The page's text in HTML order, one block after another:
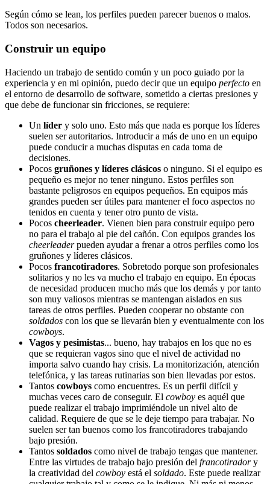
Según cómo se lean, los perfiles pueden parecer buenos o malos.
Todos son necesarios.
Construir un equipo
Haciendo un trabajo de sentido común y un poco guiado por la
experiencia y en mi opinión, puedo decir que un equipo perfecto en
el entorno de desarrollo de software, sometido a ciertas presiones y
que debe de funcionar sin fricciones, se requiere:
Un líder y solo uno. Esto más que nada es porque los líderes
suelen ser autoritarios. Introducir a más de uno en un equipo
puede conducir a muchas disputas en cada toma de
decisiones.
Pocos gruñones y líderes clásicos o ninguno. Si el equipo es
pequeño es mejor no tener ninguno. Estos perfiles son
bastante peligrosos en equipos pequeños. En equipos más
grandes pueden ser útiles para mantener el foco aspectos no
tenidos en cuenta y tener otro punto de vista.
Pocos cheerleader. Vienen bien para construir equipo pero
no para el trabajo al pie del cañón. Con equipos grandes los
cheerleaderpueden ayudar a frenar a otros perfiles como los
gruñones y líderes clásicos.
Pocos francotiradores. Sobretodo porque son profesionales
solitarios y no les va mucho el trabajo en equipo. En épocas
de necesidad producen mucho más que los demás y por tanto
son muy valiosos mientras se mantengan aislados en sus
tareas de otros perfiles. Pueden cooperar no obstante con
soldados con los que se llevarán bien y eventualmente con los
cowboys.
Vagos y pesimistas... bueno, hay trabajos en los que no es
que se requieran vagos sino que el nivel de actividad no
importa salvo cuando hay crisis. La monitorización, atención
telefónica, y las tareas rutinarias son bien llevadas por estos.
Tantos cowboys como encuentres. Es un perfil difícil y
muchas veces caro de conseguir. El cowboy es aquél que
puede realizar el trabajo imprimiéndole un nivel alto de
calidad. Requiere de que se le deje tiempo para trabajar. No
suelen ser tan buenos como los francotiradores trabajando
bajo presión.
Tantos soldados como nivel de trabajo tengas que mantener.
Entre las virtudes de trabajo bajo presión del francotiradory
la creatividad del cowboy está el soldado. Este puede realizar